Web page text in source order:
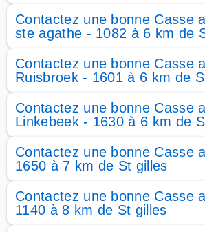
Contactez une bonne Casse
ste agathe - 1082 à 6 km de
Contactez une bonne Casse
Ruisbroek - 1601 à 6 km de
Contactez une bonne Casse
Linkebeek - 1630 à 6 km de
Contactez une bonne Casse
1650 à 7 km de St gilles
Contactez une bonne Casse
1140 à 8 km de St gilles